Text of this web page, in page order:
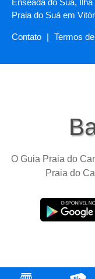
Enseada do Suá,
Praia do Suá em
Contato | Termos
O Guia Praia do
Praia do